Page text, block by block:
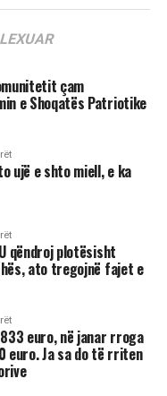
çam
e Shoqatës Patriotike
ujë e shto miell, e ka
qëndroj plotësisht
ato tregojnë fajet e
euro, në janar rroga
euro. Ja sa do të rriten